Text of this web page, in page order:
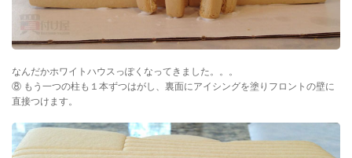
なんだかホワイトハウスっぽくなってきました。。。
⑧ もう一つの柱も１本ずつはがし、裏面にアイシングを塗りフロントの壁に
直接つけます。